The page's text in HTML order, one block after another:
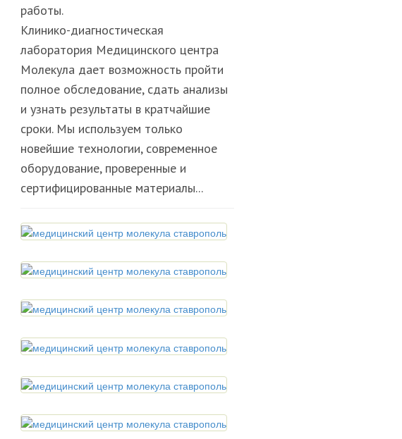
работы.
Клинико-диагностическая
лаборатория Медицинского центра
Молекула дает возможность пройти
полное обследование, сдать анализы
и узнать результаты в кратчайшие
сроки. Мы используем только
новейшие технологии, современное
оборудование, проверенные и
сертифицированные материалы...